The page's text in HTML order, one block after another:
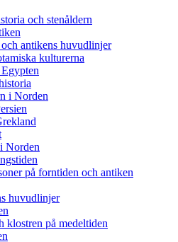
och stenåldern
antikens huvudlinjer
kulturerna
i Norden
Norden
på forntiden och antiken
huvudlinjer
klostren på medeltiden